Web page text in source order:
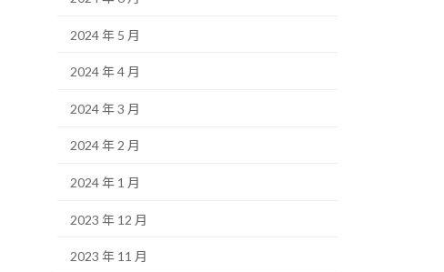
2024 年 5 月
2024 年 4 月
2024 年 3 月
2024 年 2 月
2024 年 1 月
2023 年 12 月
2023 年 11 月